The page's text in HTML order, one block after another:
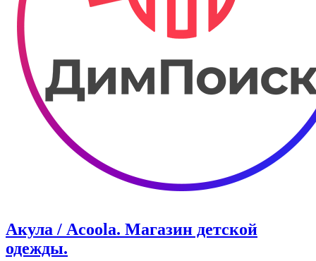
Акула / Acoola. ​Магазин детской
одежды.